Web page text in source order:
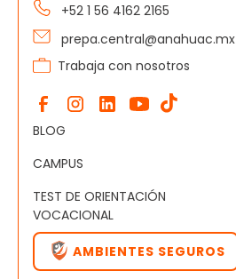
+52 1 56 4162 2165
prepa.central@anahuac.mx
Trabaja con nosotros
BLOG
CAMPUS
TEST DE ORIENTACIÓN
VOCACIONAL
AMBIENTES SEGUROS